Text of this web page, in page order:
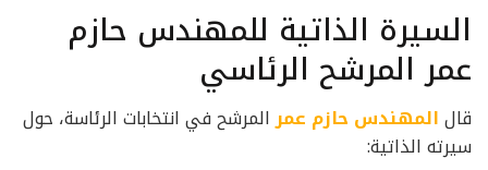
السيرة الذاتية للمهندس حازم
عمر المرشح الرئاسي
قالالمهندس حازم عمرالمرشح في انتخابات الرئاسة، حول
سيرته الذاتية: